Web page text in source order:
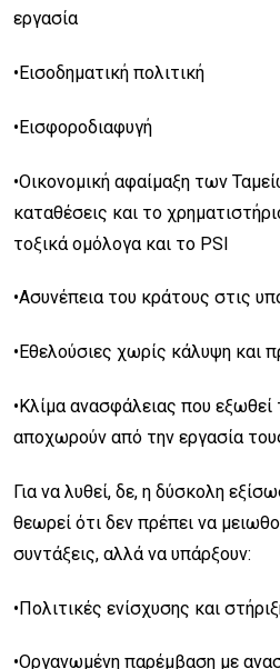
εργασία
•Εισοδηματική πολιτική
•Εισφοροδιαφυγή
•Οικονομική αφαίμαξη των
καταθέσεις και το
τοξικά ομόλογα και το PSI
•Ασυνέπεια του κράτους στις
•Εθελούσιες χωρίς κάλυψη και
•Κλίμα ανασφάλειας που
αποχωρούν από την εργασία
Για να λυθεί, δε, η δύσκολη
θεωρεί ότι δεν πρέπει να
συντάξεις, αλλά να υπάρξουν:
•Πολιτικές ενίσχυσης και
•Οργανωμένη παρέμβαση με